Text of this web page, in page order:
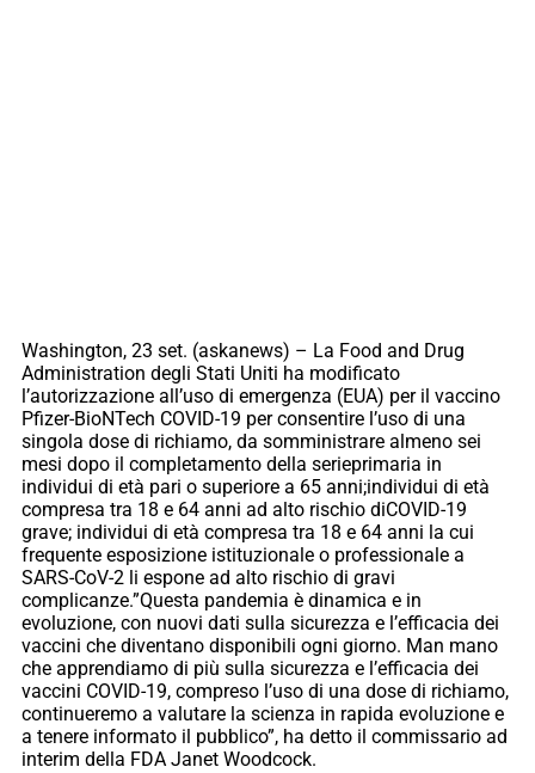
Washington, 23 set. (askanews) – La Food and Drug
Administration degli Stati Uniti ha modificato
l’autorizzazione all’uso di emergenza (EUA) per il vaccino
Pfizer-BioNTech COVID-19 per consentire l’uso di una
singola dose di richiamo, da somministrare almeno sei
mesi dopo il completamento della serieprimaria in
individui di età pari o superiore a 65 anni;individui di età
compresa tra 18 e 64 anni ad alto rischio diCOVID-19
grave; individui di età compresa tra 18 e 64 anni la cui
frequente esposizione istituzionale o professionale a
SARS-CoV-2 li espone ad alto rischio di gravi
complicanze.”Questa pandemia è dinamica e in
evoluzione, con nuovi dati sulla sicurezza e l’efficacia dei
vaccini che diventano disponibili ogni giorno. Man mano
che apprendiamo di più sulla sicurezza e l’efficacia dei
vaccini COVID-19, compreso l’uso di una dose di richiamo,
continueremo a valutare la scienza in rapida evoluzione e
a tenere informato il pubblico”, ha detto il commissario ad
interim della FDA Janet Woodcock.